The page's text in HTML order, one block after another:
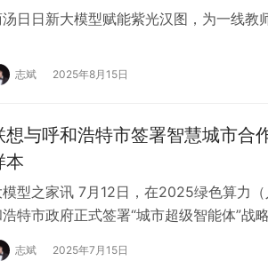
日日新大模型赋能紫光汉图，为一线教
志斌 2025年8月15日
想与呼和浩特市签署智慧城市合
本
模型之家讯 7月12日，在2025绿色算力
特市政府正式签署“城市超级智能体”战
枢+绿色算力”展开，推动呼和浩…
志斌 2025年7月15日